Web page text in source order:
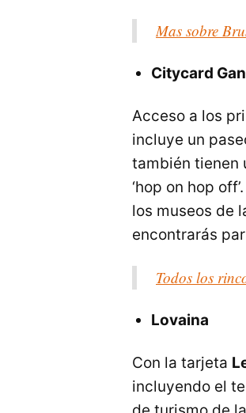
Mas sobre
Citycard
Acceso a los
incluye un
también tienen
‘hop on hop
los museos de
encontrarás
Todos los
Lovaina
Con la tarjeta
incluyendo el